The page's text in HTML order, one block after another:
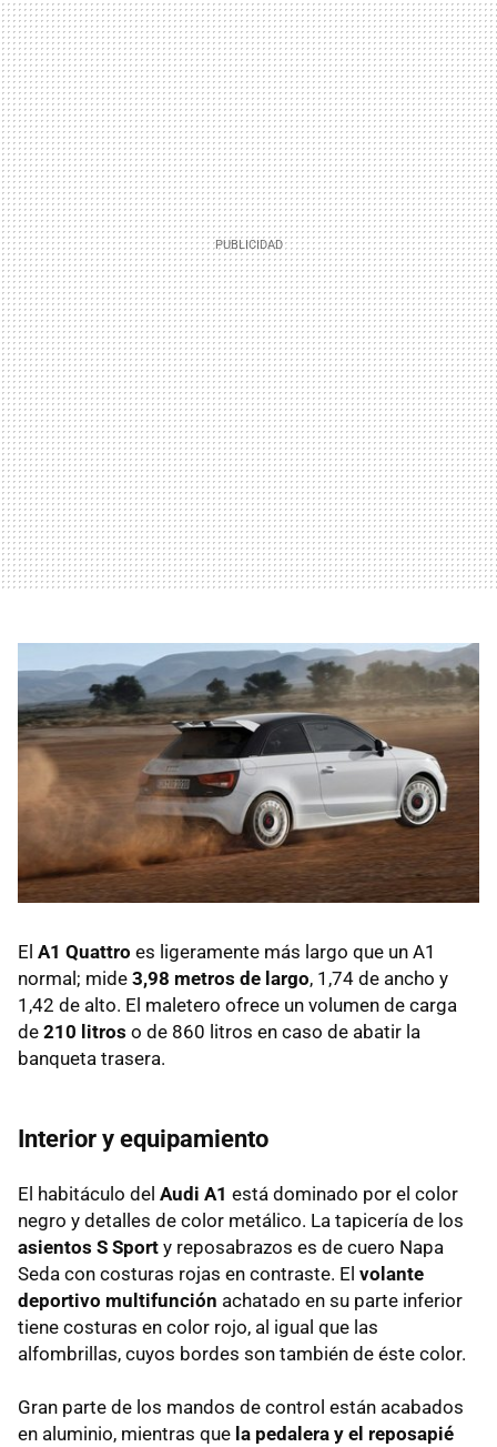
El A1 Quattro es ligeramente más largo que un A1
normal; mide 3,98 metros de largo, 1,74 de ancho y
1,42 de alto. El maletero ofrece un volumen de carga
de 210 litros o de 860 litros en caso de abatir la
banqueta trasera.
Interior y equipamiento
El habitáculo del Audi A1 está dominado por el color
negro y detalles de color metálico. La tapicería de los
asientos S Sport y reposabrazos es de cuero Napa
Seda con costuras rojas en contraste. El volante
deportivo multifunción achatado en su parte inferior
tiene costuras en color rojo, al igual que las
alfombrillas, cuyos bordes son también de éste color.
Gran parte de los mandos de control están acabados
en aluminio, mientras que la pedalera y el reposapié